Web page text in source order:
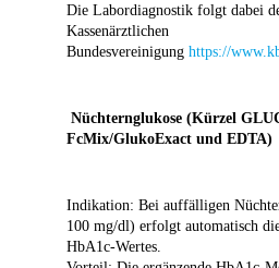
Die Labordiagnostik folgt dabei
Kassenärztlichen
Bundesvereinigung https://
Nüchternglukose (Kürzel
FcMix/GlukoExact und EDTA)
Indikation: Bei auffälligen
100 mg/dl) erfolgt automatisch
HbA1c-Wertes.